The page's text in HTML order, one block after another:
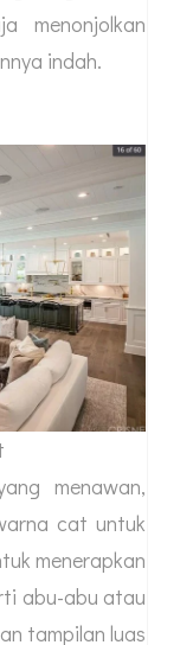
menonjolkan
indah.
menawan,
cat untuk
menerapkan
abu-abu atau
tampilan luas